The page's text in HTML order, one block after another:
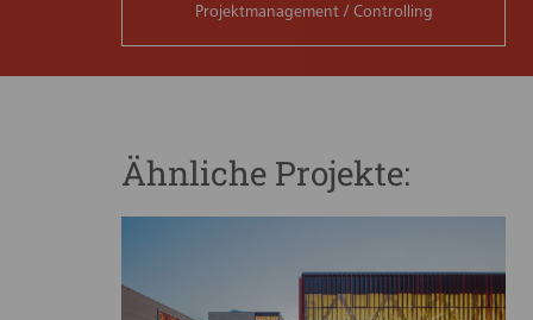
Projektmanagement / Controlling
Ähnliche Projekte: